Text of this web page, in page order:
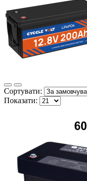
Сортувати:
Показати: